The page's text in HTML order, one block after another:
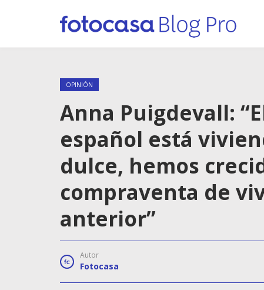
OPINIÓN
Anna Puigdevall:
español está
dulce, hemos
compraventa de
anterior”
Autor
Fotocasa